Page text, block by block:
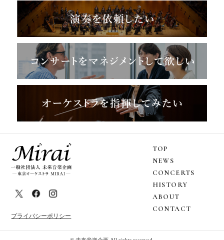
TOP
NEWS
CONCERTS
HISTORY
ABOUT
CONTACT
プライバシーポリシー